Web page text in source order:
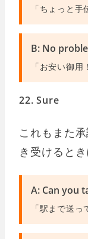
「ちょっと手
B: No
「お安い御用
22. Sure
これもまた
き受けるとき
A: Can you
「駅まで送っ